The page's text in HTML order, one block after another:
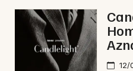
14 - Calvados
Mon email
12/